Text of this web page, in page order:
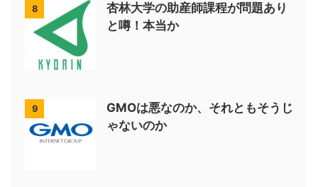
8
杏林大学の助産師課程が問題あり
と噂！本当か
9
GMOは悪なのか、それともそうじ
ゃないのか